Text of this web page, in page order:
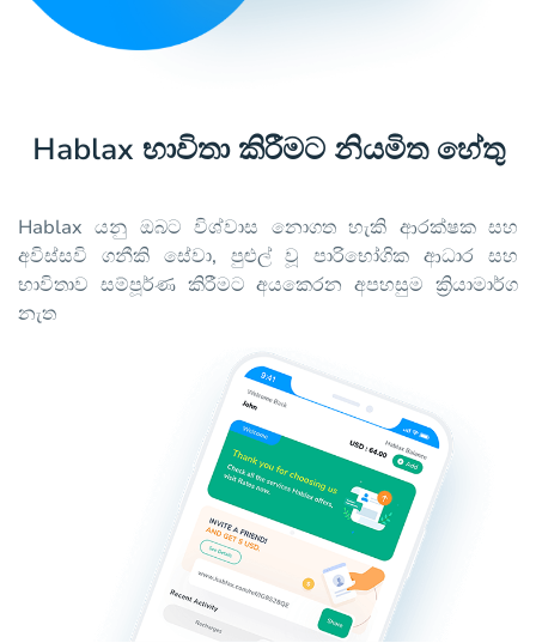
Hablax භාවිතා කිරීමට නියමිත හේතු
Hablax යනු ඔබට විශ්වාස නොගත හැකි ආරක්ෂක සහ
අවිස්සවි ගනීකි සේවා, පුළුල් වූ පාරිභෝගික ආධාර සහ
භාවිතාව සම්පූර්ණ කිරීමට අයකෙරන අපහසුම ක්‍රියාමාර්ග
නැත